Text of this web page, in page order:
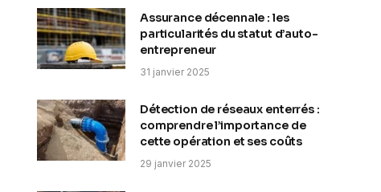
Assurance décennale : les
particularités du statut d’auto-
entrepreneur
31 janvier 2025
Détection de réseaux enterrés :
comprendre l’importance de
cette opération et ses coûts
29 janvier 2025